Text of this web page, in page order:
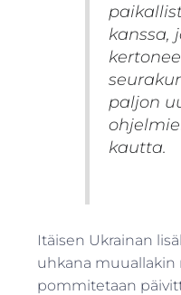
kanssa,
paljon
kautta.
Itäisen Ukrainan
uhkana muuallakin
pommitetaan